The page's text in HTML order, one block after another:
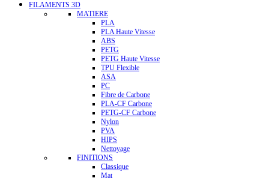
FILAMENTS 3D
MATIERE
PLA
PLA Haute Vitesse
ABS
PETG
PETG Haute Vitesse
TPU Flexible
ASA
PC
Fibre de Carbone
PLA-CF Carbone
PETG-CF Carbone
Nylon
PVA
HIPS
Nettoyage
FINITIONS
Classique
Mat